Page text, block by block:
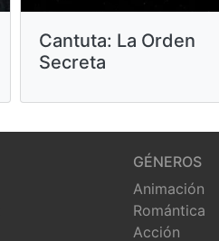
Cantuta: La Orden
Secreta
GÉNEROS
Animación
Romántica
Acción